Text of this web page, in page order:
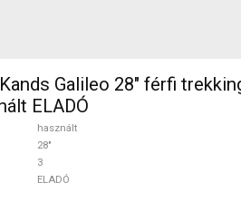
Kands Galileo 28" férfi
ELADÓ
használt
28"
3
ELADÓ